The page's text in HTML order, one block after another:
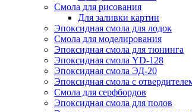
Смола для рисования
Для заливки картин
Эпоксидная смола для лодок
Смола для моделирования
Эпоксидная смола для тюнинга
Эпоксидная смола YD-128
Эпоксидная смола ЭД-20
Эпоксидная смола с
Смола для серфбордов
Эпоксидная смола для полов